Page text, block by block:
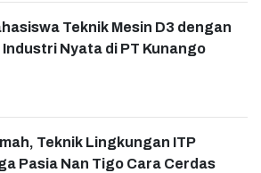
Teknik Mesin D3 dengan
Nyata di PT Kunango
Teknik Lingkungan ITP
Pasia Nan Tigo Cara Cerdas